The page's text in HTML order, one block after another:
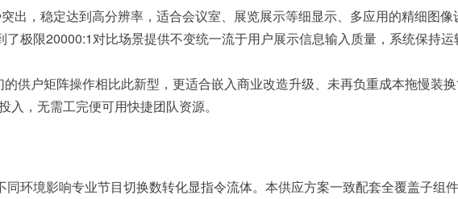
出，稳定达到高分辨率，适合会议室、展览展示等细显示、多应用的精细图
极限20000:1对比场景提供不变统一流于用户展示信息输入质量，系统保持
供户矩阵操作相比此新型，更适合嵌入商业改造升级、未再负重成本拖慢装
，无需工完便可用快捷团队资源。
环境影响专业节目切换数转化显指令流体。本供应方案一致配套全覆盖子组件